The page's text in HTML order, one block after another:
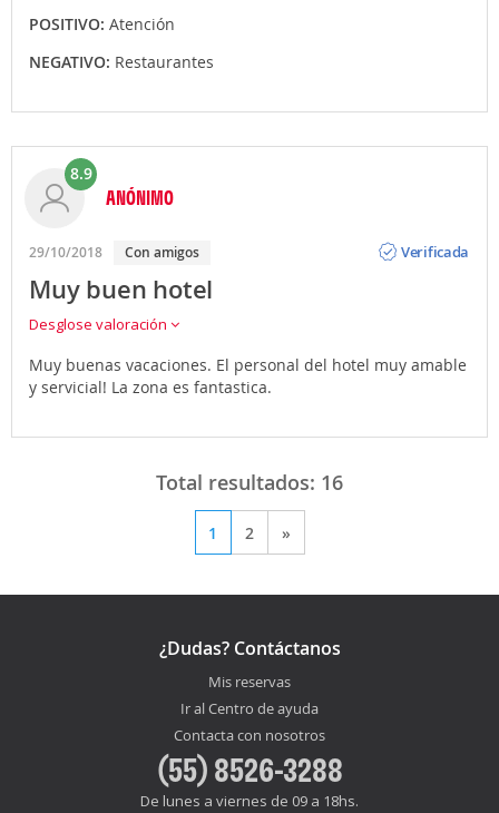
POSITIVO: Atención
NEGATIVO: Restaurantes
8.9
ANÓNIMO
29/10/2018 Con amigos
Verificada
Muy buen hotel
Desglose valoración
Muy buenas vacaciones. El personal del hotel muy amable
y servicial! La zona es fantastica.
Total resultados: 16
1 2 »
¿Dudas? Contáctanos
Mis reservas
Ir al Centro de ayuda
Contacta con nosotros
(55) 8526-3288
De lunes a viernes de 09 a 18hs.